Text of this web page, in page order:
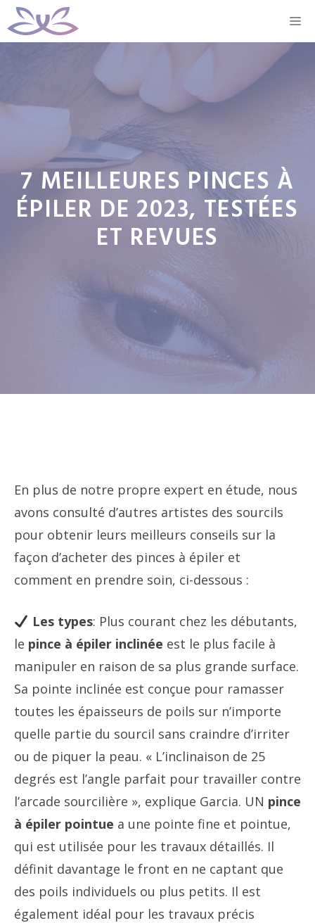
Aller
au
7 MEILLEURES PINCES À
ÉPILER DE 2023, TESTÉES
ET REVUES
En plus de notre propre expert en étude, nous
avons consulté d’autres artistes des sourcils
pour obtenir leurs meilleurs conseils sur la
façon d’acheter des pinces à épiler et
comment en prendre soin, ci-dessous :
Les types: Plus courant chez les débutants,
le pince à épiler inclinée est le plus facile à
manipuler en raison de sa plus grande surface.
Sa pointe inclinée est conçue pour ramasser
toutes les épaisseurs de poils sur n’importe
quelle partie du sourcil sans craindre d’irriter
ou de piquer la peau. « L’inclinaison de 25
degrés est l’angle parfait pour travailler contre
l’arcade sourcilière », explique Garcia. UN pince
à épiler pointue a une pointe fine et pointue,
qui est utilisée pour les travaux détaillés. Il
définit davantage le front en ne captant que
des poils individuels ou plus petits. Il est
également idéal pour les travaux précis